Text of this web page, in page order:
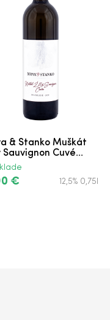
& Stanko Muškát
Sauvignon Cuvé...
€ 12,5% 0,75l